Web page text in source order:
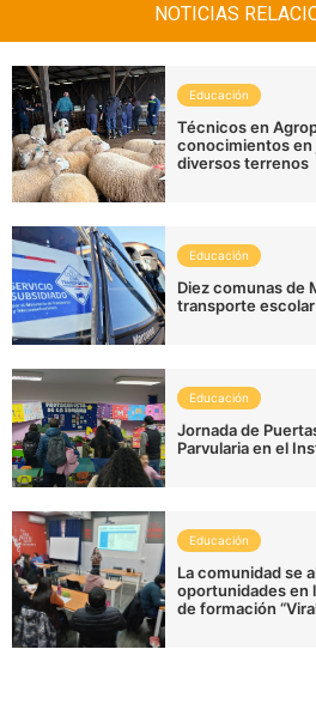
NOTICIAS
Educación
Técnicos en
conocimientos en
diversos terrenos
Educación
Diez comunas de
transporte
Educación
Jornada de
Parvularia en el
Educación
La comunidad se
oportunidades en
de formación